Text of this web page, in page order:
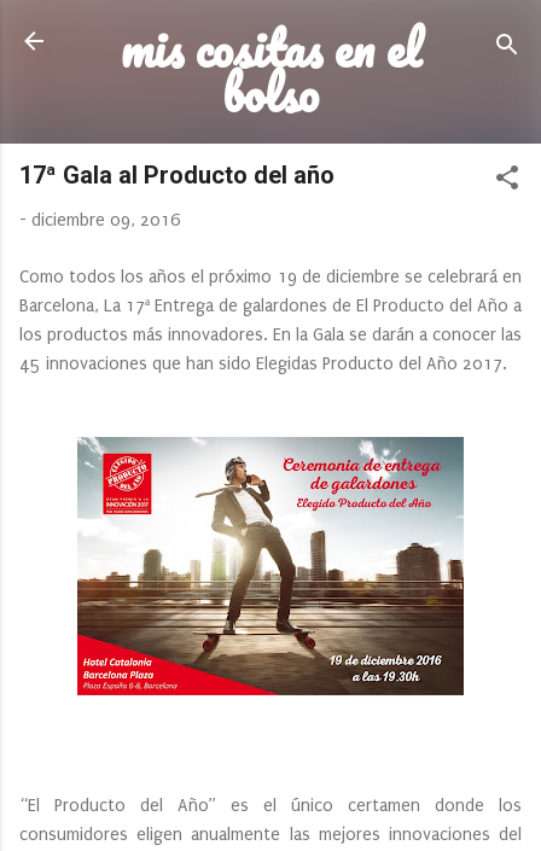
Ir al contenido principal
mis cositas en el
bolso
17ª Gala al Producto del año
- diciembre 09, 2016
Como todos los años el próximo 19 de diciembre se celebrará en
Barcelona, La 17ª Entrega de galardones de El Producto del Año a
los productos más innovadores. En la Gala se darán a conocer las
45 innovaciones que han sido Elegidas Producto del Año 2017.
“El Producto del Año” es el único certamen donde los
consumidores eligen anualmente las mejores innovaciones del